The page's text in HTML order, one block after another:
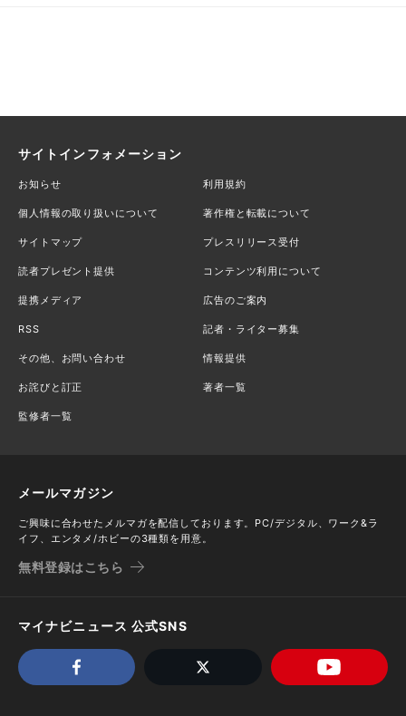
サイトインフォメーション
お知らせ 利用規約
個人情報の取り扱いについて 著作権と転載について
サイトマップ プレスリリース受付
読者プレゼント提供 コンテンツ利用について
提携メディア 広告のご案内
RSS 記者・ライター募集
その他、お問い合わせ 情報提供
お詫びと訂正 著者一覧
監修者一覧
メールマガジン
ご興味に合わせたメルマガを配信しております。PC/デジタル、ワーク&ラ
イフ、エンタメ/ホビーの3種類を用意。
無料登録はこちら
マイナビニュース 公式SNS